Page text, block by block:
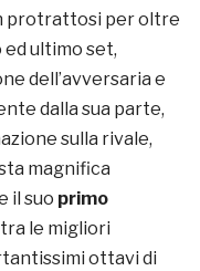
protrattosi per oltre
ultimo set,
dell’avversaria e
dalla sua parte,
sulla rivale,
magnifica
il suo primo
le migliori
ottavi di